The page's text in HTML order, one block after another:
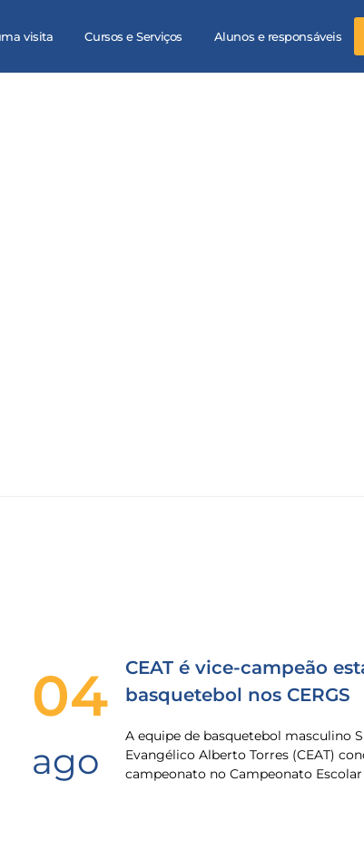
visita Cursos e Serviços Alunos e responsáveis
04
ago
CEAT é vice-campeão
basquetebol nos CERGS
A equipe de basquetebol masculino
Evangélico Alberto Torres (CEAT)
campeonato no Campeonato